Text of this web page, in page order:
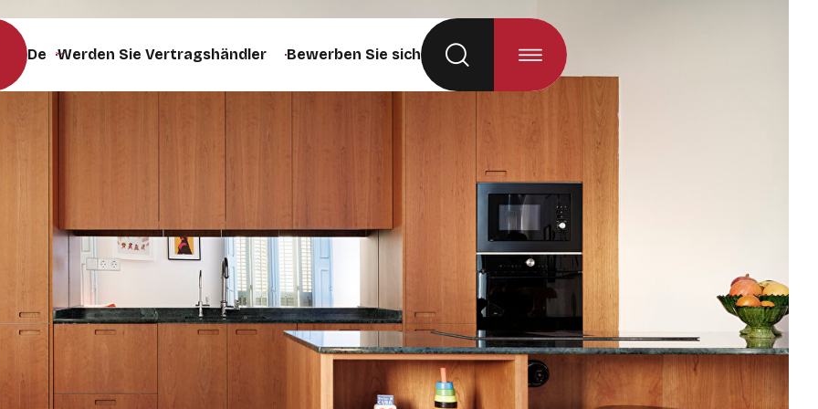
Sprache der Website ändern (die Seite wird bei der Auswahl neu geladen)
Werden Sie Vertragshändler Bewerben Sie sich